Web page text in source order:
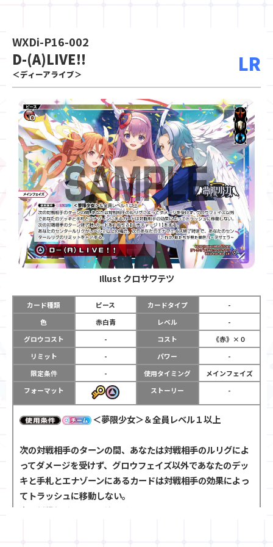
WXDi-P16-002
D-(A)LIVE!!
＜ディーアライブ＞ LR
Illust クロサワテツ
カード種類 ピース カードタイプ
-
色
赤白青 レベル
-
グロウコスト
- コスト
《赤》×０
リミット
- パワー
-
限定条件
- 使用タイミング
メインフェイズ
フォーマット
ストーリー -
＜夢限少女＞＆全員レベル１以上
次の対戦相手のターンの間、あなたは対戦相手のルリグによ
ってダメージを受けず、グロウフェイズ以外であなたのデッ
キと手札とエナゾーンにあるカードは対戦相手の効果によっ
てトラッシュに移動しない。
次の対戦相手のターン終了時、カードを１枚引き【エナチャ